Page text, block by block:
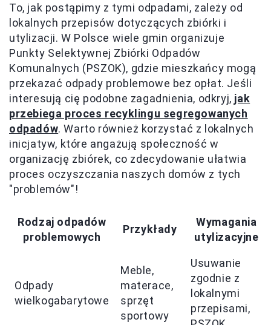
To, jak postąpimy z tymi odpadami, zależy od
lokalnych przepisów dotyczących zbiórki i
utylizacji. W Polsce wiele gmin organizuje
Punkty Selektywnej Zbiórki Odpadów
Komunalnych (PSZOK), gdzie mieszkańcy mogą
przekazać odpady problemowe bez opłat. Jeśli
interesują cię podobne zagadnienia, odkryj, jak
przebiega proces recyklingu segregowanych
odpadów. Warto również korzystać z lokalnych
inicjatyw, które angażują społeczność w
organizację zbiórek, co zdecydowanie ułatwia
proces oczyszczania naszych domów z tych
"problemów"!
Rodzaj odpadów
problemowych
Przykłady
Wymagania
utylizacyjne
Odpady
wielkogabarytowe
Meble,
materace,
sprzęt
sportowy
Usuwanie
zgodnie z
lokalnymi
przepisami,